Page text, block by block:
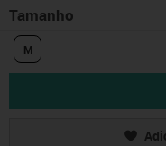
Tamanho
M